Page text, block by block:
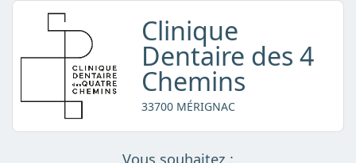
Clinique
Dentaire des 4
Chemins
33700 MÉRIGNAC
Vous souhaitez :